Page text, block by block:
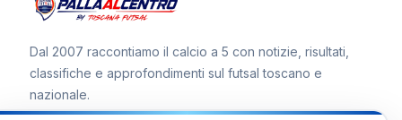
Dal 2007 raccontiamo il calcio a 5 con notizie, risultati,
classifiche e approfondimenti sul futsal toscano e
nazionale.